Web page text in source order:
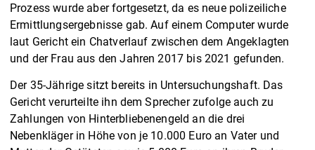
Prozess wurde aber fortgesetzt, da es neue polizeiliche
Ermittlungsergebnisse gab. Auf einem Computer wurde
laut Gericht ein Chatverlauf zwischen dem Angeklagten
und der Frau aus den Jahren 2017 bis 2021 gefunden.
Der 35-Jährige sitzt bereits in Untersuchungshaft. Das
Gericht verurteilte ihn dem Sprecher zufolge auch zu
Zahlungen von Hinterbliebenengeld an die drei
Nebenkläger in Höhe von je 10.000 Euro an Vater und